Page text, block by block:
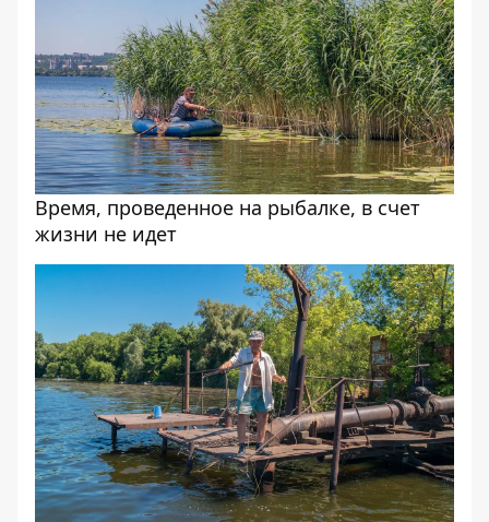
Время, проведенное на рыбалке, в счет
жизни не идет